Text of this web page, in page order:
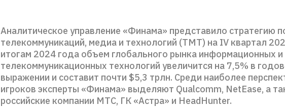
Аналитическое управление «Финама» представило стратегию
телекоммуникаций, медиа и технологий (ТМТ) на IV квартал
итогам 2024 года объем глобального рынка информационных и
телекоммуникационных технологий увеличится на 7,5% в
выражении и составит почти $5,3 трлн. Среди наиболее
игроков эксперты «Финама» выделяют Qualcomm, NetEase, а
российские компании МТС, ГК «Астра» и HeadHunter.